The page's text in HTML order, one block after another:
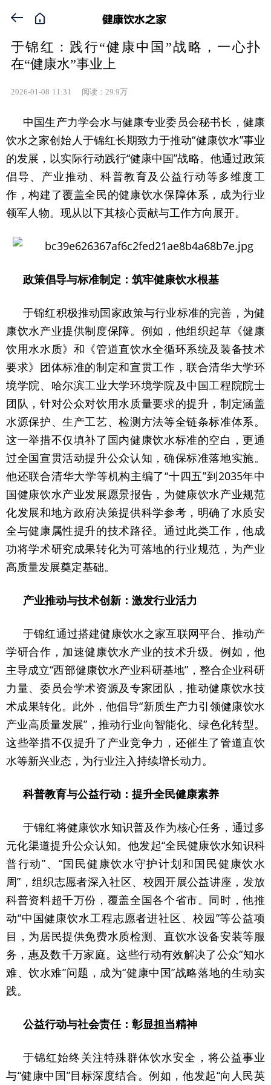


于锦红：践行“健康中国”战略，一心扑
在“健康水”事业上
2026-01-08 11:31 阅读：29.9万
中国生产力学会水与健康专业委员会秘书长，健康
饮水之家创始人于锦红长期致力于推动“健康饮水”事业
的发展，以实际行动践行“健康中国”战略。他通过政策
倡导、产业推动、科普教育及公益行动等多维度工
作，构建了覆盖全民的健康饮水保障体系，成为行业
领军人物。现从以下其核心贡献与工作方向展开。
政策倡导与标准制定：筑牢健康饮水根基
于锦红积极推动国家政策与行业标准的完善，为健
康饮水产业提供制度保障。例如，他组织起草《健康
饮用水水质》和《管道直饮水全循环系统及装备技术
要求》团体标准的制定和宣贯工作，联合清华大学环
境学院、哈尔滨工业大学环境学院及中国工程院院士
团队，针对公众对饮用水质量要求的提升，制定涵盖
水源保护、生产工艺、检测方法等全链条标准体系。
这一举措不仅填补了国内健康饮水标准的空白，更通
过全国宣贯活动提升公众认知，确保标准落地实施。
他还联合清华大学等机构主编了“十四五”到2035年中
国健康饮水产业发展愿景报告，为健康饮水产业规范
化发展和地方政府决策提供科学参考，明确了水质安
全与健康属性提升的技术路径。通过此类工作，他成
功将学术研究成果转化为可落地的行业规范，为产业
高质量发展奠定基础。
产业推动与技术创新：激发行业活力
于锦红通过搭建健康饮水之家互联网平台、推动产
学研合作，加速健康饮水产业的技术升级。例如，他
主导成立“西部健康饮水产业科研基地”，整合企业科研
力量、委员会学术资源及专家团队，推动健康饮水技
术成果转化。此外，他倡导“新质生产力引领健康饮水
产业高质量发展”，推动行业向智能化、绿色化转型。
这些举措不仅提升了产业竞争力，还催生了管道直饮
水等新兴业态，为行业注入持续增长动力。
科普教育与公益行动：提升全民健康素养
于锦红将健康饮水知识普及作为核心任务，通过多
元化渠道提升公众认知。他发起“全民健康饮水知识科
普行动”、“国民健康饮水守护计划和国民健康饮水
周”，组织志愿者深入社区、校园开展公益讲座，发放
科普资料超千万份，覆盖全国各个省市。同时，他推
动“中国健康饮水工程志愿者进社区、校园”等公益项
目，为居民提供免费水质检测、直饮水设备安装等服
务，惠及数千万家庭。这些行动有效解决了公众“知水
难、饮水难”问题，成为“健康中国”战略落地的生动实
践。
公益行动与社会责任：彰显担当精神
于锦红始终关注特殊群体饮水安全，将公益事业
与“健康中国”目标深度结合。例如，他发起“向人民英